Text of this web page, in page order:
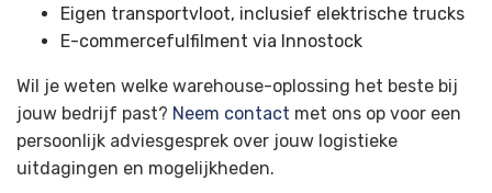
Eigen transportvloot, inclusief elektrische trucks
E-commercefulfilment via Innostock
Wil je weten welke warehouse-oplossing het beste bij
jouw bedrijf past? Neem contact met ons op voor een
persoonlijk adviesgesprek over jouw logistieke
uitdagingen en mogelijkheden.